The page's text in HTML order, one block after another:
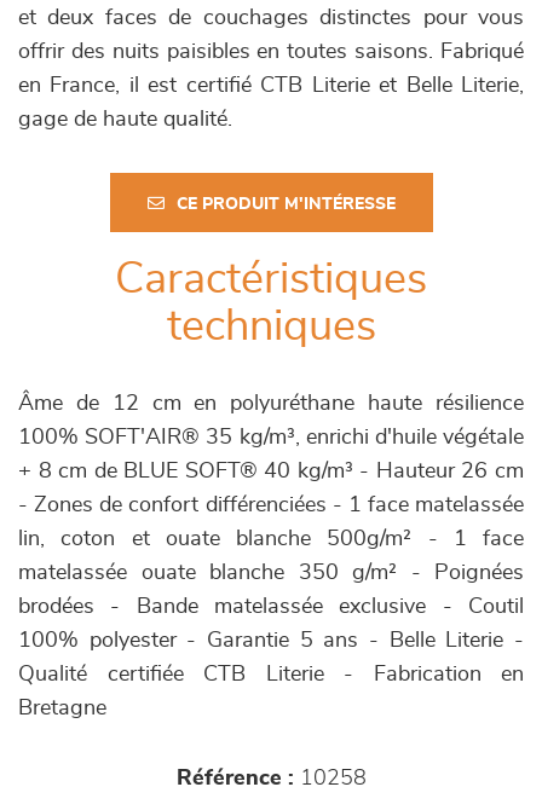
et deux faces de couchages distinctes pour vous
offrir des nuits paisibles en toutes saisons. Fabriqué
en France, il est certifié CTB Literie et Belle Literie,
gage de haute qualité.
CE PRODUIT M'INTÉRESSE
Caractéristiques
techniques
Âme de 12 cm en polyuréthane haute résilience
100% SOFT'AIR® 35 kg/m³, enrichi d'huile végétale
+ 8 cm de BLUE SOFT® 40 kg/m³ - Hauteur 26 cm
- Zones de confort différenciées - 1 face matelassée
lin, coton et ouate blanche 500g/m² - 1 face
matelassée ouate blanche 350 g/m² - Poignées
brodées - Bande matelassée exclusive - Coutil
100% polyester - Garantie 5 ans - Belle Literie -
Qualité certifiée CTB Literie - Fabrication en
Bretagne
Référence : 10258